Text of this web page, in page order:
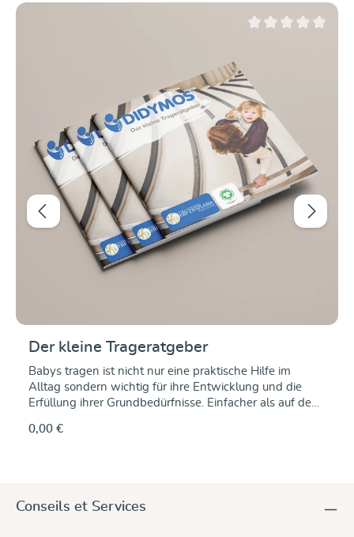
Der kleine Trageratgeber
Babys tragen ist nicht nur eine praktische Hilfe im
Alltag sondern wichtig für ihre Entwicklung und die
Erfüllung ihrer Grundbedürfnisse. Einfacher als auf dem
doch wie fange ich an und wo bekomme ich
Tragens. Als Experten erklären wir Dir die Basics und
geben und Tipps rund um das Tragen von Babies.
0,00 €
Conseils et Services